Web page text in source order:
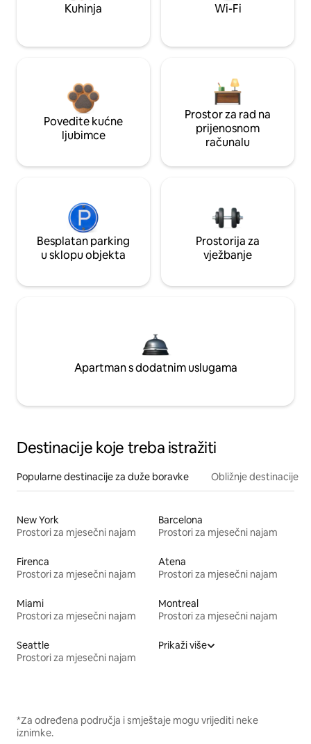
Kuhinja Wi-Fi
Povedite kućne
ljubimce
Prostor za rad na
prijenosnom
računalu
Besplatan parking
u sklopu objekta
Prostorija za
vježbanje
Apartman s dodatnim uslugama
Destinacije koje treba istražiti
Popularne destinacije za duže boravke Obližnje destinacije
New York
Prostori za mjesečni najam
Barcelona
Prostori za mjesečni najam
Firenca
Prostori za mjesečni najam
Atena
Prostori za mjesečni najam
Miami
Prostori za mjesečni najam
Montreal
Prostori za mjesečni najam
Seattle
Prostori za mjesečni najam
Prikaži više
*Za određena područja i smještaje mogu vrijediti neke
iznimke.